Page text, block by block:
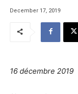
December 17, 2019
16 décembre 2019